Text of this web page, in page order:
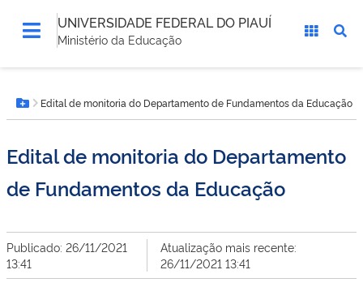
UNIVERSIDADE FEDERAL DO PIAUÍ
Ministério da Educação
está
aqui:Botão Menu
Edital de monitoria do Departamento de Fundamentos da Educação
Edital de monitoria do Departamento
de Fundamentos da Educação
Publicado: 26/11/2021
13:41
Atualização mais recente:
26/11/2021 13:41